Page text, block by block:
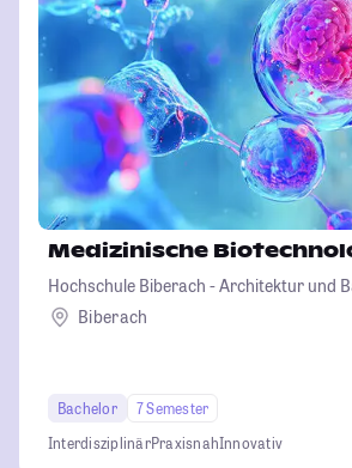
Medizinische
Hochschule Biberach - Architektur und
Betriebswirtschaft und Biotechnologie
Biberach
Bachelor
7 Semester
InterdisziplinärPraxisnahInnovativ